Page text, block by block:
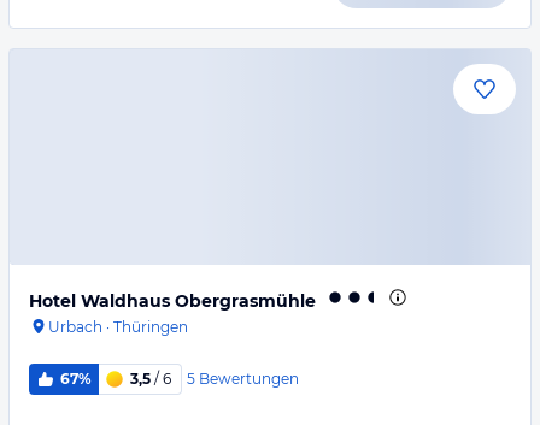
Hotel Waldhaus Obergrasmühle
Urbach · Thüringen
67% 3,5 / 6 5 Bewertungen